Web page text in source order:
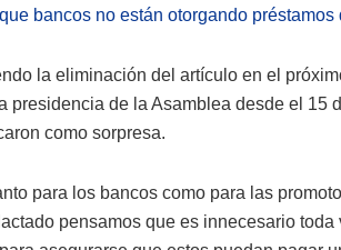
bancos no están otorgando préstamos
la eliminación del artículo en el
presidencia de la Asamblea desde el 15
como sorpresa.
para los bancos como para las
pensamos que es innecesario